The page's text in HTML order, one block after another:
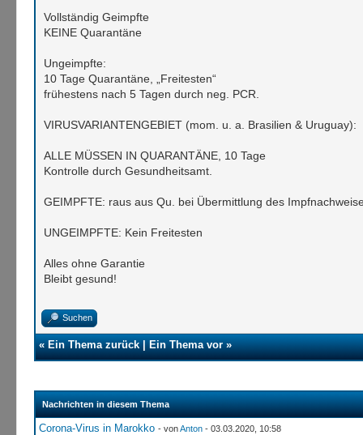
Vollständig Geimpfte
KEINE Quarantäne
Ungeimpfte:
10 Tage Quarantäne, „Freitesten“
frühestens nach 5 Tagen durch neg. PCR.
VIRUSVARIANTENGEBIET (mom. u. a. Brasilien & Uruguay):
ALLE MÜSSEN IN QUARANTÄNE, 10 Tage
Kontrolle durch Gesundheitsamt.
GEIMPFTE: raus aus Qu. bei Übermittlung des
UNGEIMPFTE: Kein Freitesten
Alles ohne Garantie
Bleibt gesund!
Suchen
«Ein Thema zurück|Ein Thema vor»
Nachrichten in diesem Thema
Corona-Virus in Marokko - vonAnton- 03.03.2020, 10:58